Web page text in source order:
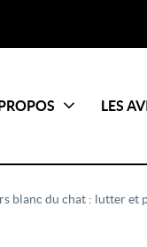
LES
blanc du chat : lutter et